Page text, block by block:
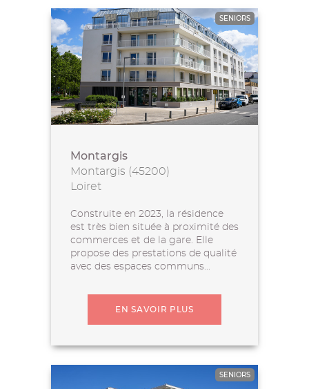
SENIORS
Montargis
Montargis (45200)
Loiret
Construite en 2023, la résidence
est très bien située à proximité des
commerces et de la gare. Elle
propose des prestations de qualité
avec des espaces communs...
EN SAVOIR PLUS
SENIORS